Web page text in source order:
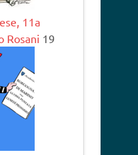
11a
Rosani 19